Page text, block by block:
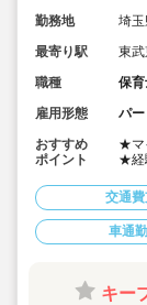
勤務地
埼
最寄り駅
東
職種
保
雇用形態
パ
おすすめ
ポイント
★マ
★経
★残
★一
切に
交通
車通
キー